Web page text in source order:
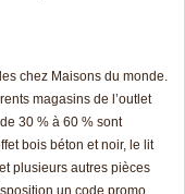
chez Maisons du monde.
magasins de l’outlet
30 % à 60 % sont
bois béton et noir, le lit
plusieurs autres pièces
un code promo